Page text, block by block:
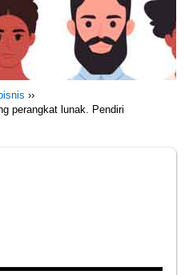
››
perangkat lunak. Pendiri